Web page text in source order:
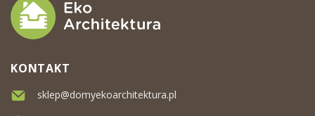
KONTAKT
sklep@domyekoarchitektura.pl